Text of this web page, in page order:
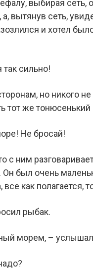
выбирая сеть,
вытянув сеть,
и хотел
сильно!
но никого
тот же
Не бросай!
с ним
Он был очень
все как полагается,
рыбак.
морем, – услышал